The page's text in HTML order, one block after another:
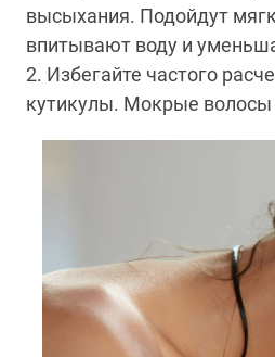
высыхания. Подойдут
впитывают воду и
2. Избегайте частого
кутикулы. Мокрые волосы